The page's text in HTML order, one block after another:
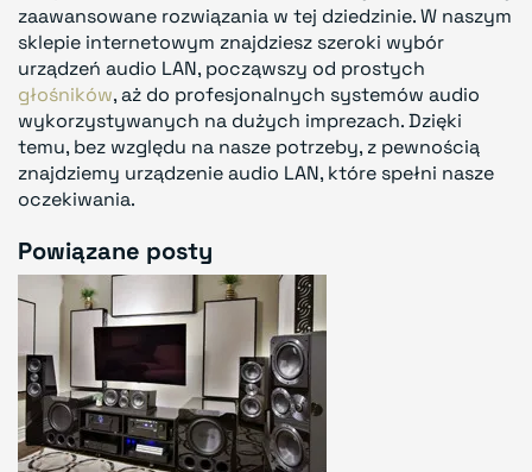
zaawansowane rozwiązania w tej dziedzinie. W naszym
sklepie internetowym znajdziesz szeroki wybór
urządzeń audio LAN, począwszy od prostych
głośników, aż do profesjonalnych systemów audio
wykorzystywanych na dużych imprezach. Dzięki
temu, bez względu na nasze potrzeby, z pewnością
znajdziemy urządzenie audio LAN, które spełni nasze
oczekiwania.
Powiązane posty